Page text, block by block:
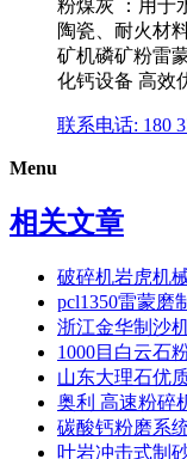
粉煤灰 ：用于
陶瓷、耐火材
矿机磷矿粉雷
化钙设备 高效
联系电话: 180
Menu
相关文章
破碎机岩虎机
pcl1350雷蒙磨
浙江金华制沙
1000目白云石
山东大理石优
奥利 高速粉碎
碳酸钙粉磨系
叶岩冲击式制